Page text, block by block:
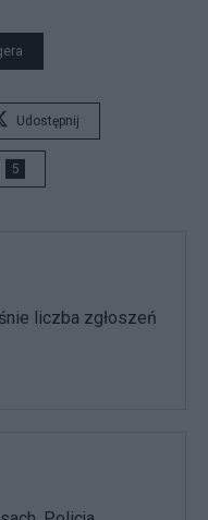
Udostępnij
5
liczba zgłoszeń